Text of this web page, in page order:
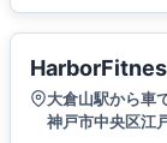
大倉山駅から車
神戸市中央区江